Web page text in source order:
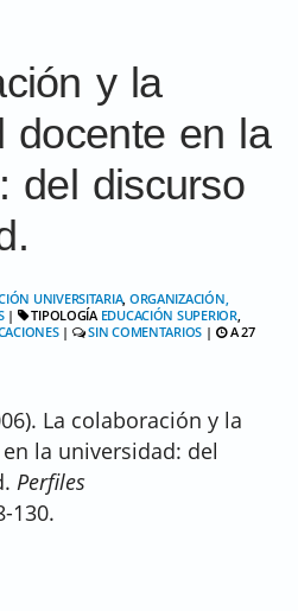
y la
docente en la
del discurso
UNIVERSITARIA, ORGANIZACIÓN,
| TIPOLOGÍA EDUCACIÓN SUPERIOR,
| SIN COMENTARIOS |
A 27
La colaboración y la
la universidad: del
Perfiles
130.